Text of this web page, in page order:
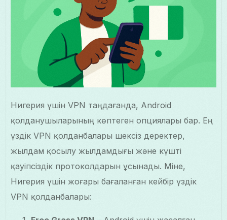
Нигерия үшін VPN таңдағанда, Android
қолданушыларының көптеген опциялары бар. Ең
үздік VPN қолданбалары шексіз деректер,
жылдам қосылу жылдамдығы және күшті
қауіпсіздік протоколдарын ұсынады. Міне,
Нигерия үшін жоғары бағаланған кейбір үздік
VPN қолданбалары: